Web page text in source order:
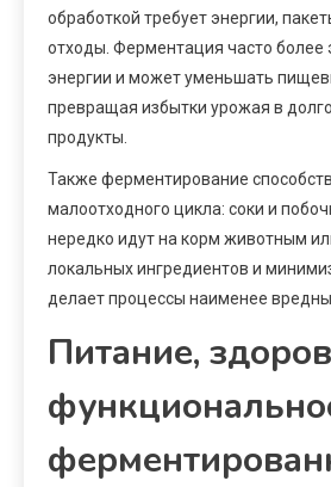
обработкой требует энергии,
отходы. Ферментация часто более
энергии и может уменьшать
превращая избытки урожая в
продукты.
Также ферментирование
малоотходного цикла: соки и
нередко идут на корм животным
локальных ингредиентов и
делает процессы наименее
Питание,